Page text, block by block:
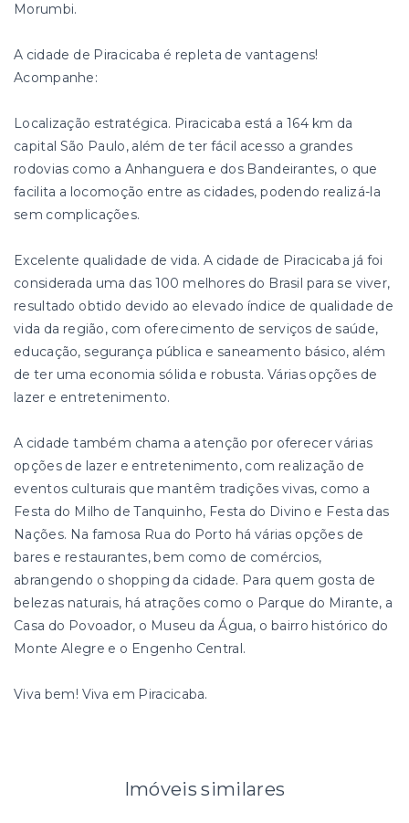
Morumbi.
A cidade de Piracicaba é repleta de vantagens!
Acompanhe:
Localização estratégica. Piracicaba está a 164 km da
capital São Paulo, além de ter fácil acesso a grandes
rodovias como a Anhanguera e dos Bandeirantes, o que
facilita a locomoção entre as cidades, podendo realizá-la
sem complicações.
Excelente qualidade de vida. A cidade de Piracicaba já foi
considerada uma das 100 melhores do Brasil para se viver,
resultado obtido devido ao elevado índice de qualidade de
vida da região, com oferecimento de serviços de saúde,
educação, segurança pública e saneamento básico, além
de ter uma economia sólida e robusta. Várias opções de
lazer e entretenimento.
A cidade também chama a atenção por oferecer várias
opções de lazer e entretenimento, com realização de
eventos culturais que mantêm tradições vivas, como a
Festa do Milho de Tanquinho, Festa do Divino e Festa das
Nações. Na famosa Rua do Porto há várias opções de
bares e restaurantes, bem como de comércios,
abrangendo o shopping da cidade. Para quem gosta de
belezas naturais, há atrações como o Parque do Mirante, a
Casa do Povoador, o Museu da Água, o bairro histórico do
Monte Alegre e o Engenho Central.
Viva bem! Viva em Piracicaba.
Imóveis similares